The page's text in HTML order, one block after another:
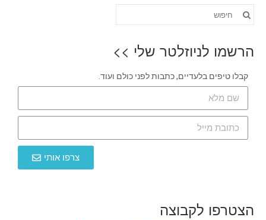
הרשמו לניוזלטר שלי >>
קבלו טיפים בלעדיים, כתבות לפני כולם ועוד.
צרפו אותי
הצטרפו לקבוצה